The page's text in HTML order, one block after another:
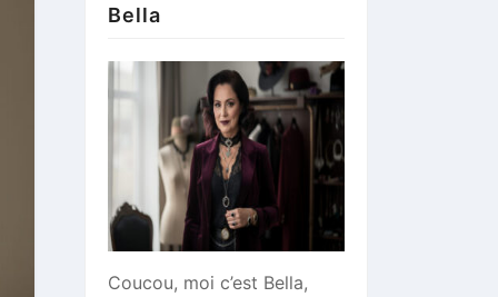
Bella
Coucou, moi c’est Bella,